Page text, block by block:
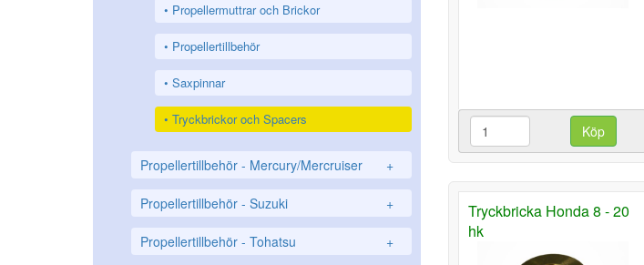
Propellermuttrar och Brickor
Propellertillbehör
Saxpinnar
Tryckbrickor och Spacers
Propellertillbehör - Mercury/Mercruiser +
Propellertillbehör - Suzuki +
Propellertillbehör - Tohatsu +
Köp
Tryckbricka Honda 8 - 20
hk